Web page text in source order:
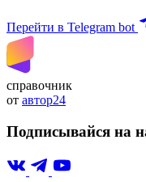
Перейти в Telegram bot
справочник
от автор24
Подписывайся на